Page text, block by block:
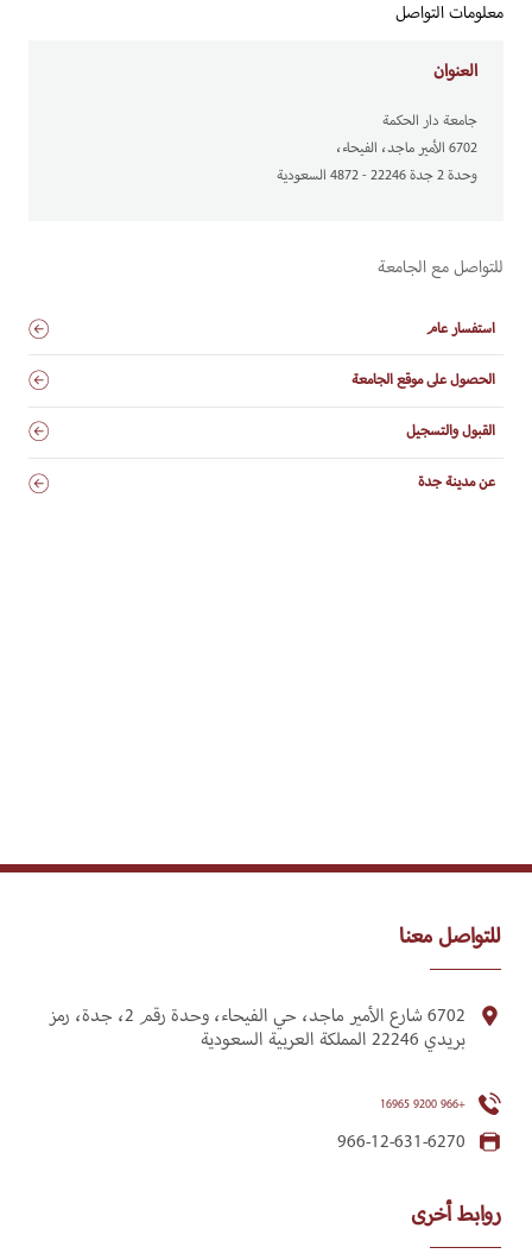
معلومات التواصل
العنوان
جامعة دار الحكمة
6702 الأمير ماجد، الفيحاء،
وحدة 2 جدة 22246 - 4872 السعودية
للتواصل مع الجامعة
استفسار عام
الحصول على موقع الجامعة
القبول والتسجيل
عن مدينة جدة
للتواصل معنا
6702 شارع الأمير ماجد، حي الفيحاء، وحدة رقم 2، جدة، رمز
بريدي 22246 المملكة العربية السعودية
+966 9200 16965
966-12-631-6270
روابط أخرى